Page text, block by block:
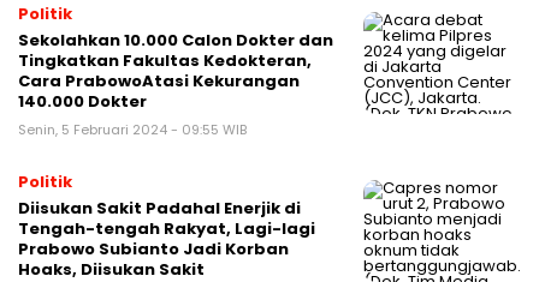
Politik
Sekolahkan 10.000 Calon Dokter dan
Tingkatkan Fakultas Kedokteran,
Cara PrabowoAtasi Kekurangan
140.000 Dokter
Senin, 5 Februari 2024 - 09:55 WIB
Politik
Diisukan Sakit Padahal Enerjik di
Tengah-tengah Rakyat, Lagi-lagi
Prabowo Subianto Jadi Korban
Hoaks, Diisukan Sakit